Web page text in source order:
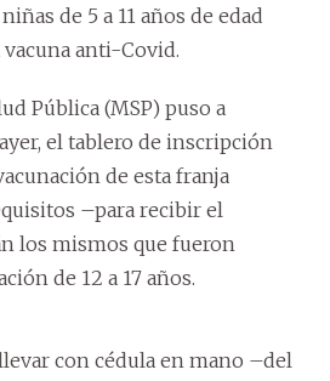
de 5 a 11 años de edad
vacuna anti-Covid.
Pública (MSP) puso a
el tablero de inscripción
de esta franja
–para recibir el
los mismos que fueron
de 12 a 17 años.
con cédula en mano –del